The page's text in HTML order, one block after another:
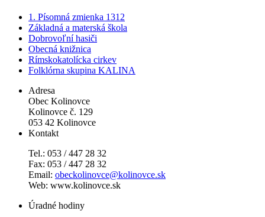
1. Písomná zmienka 1312
Základná a materská škola
Dobrovoľní hasiči
Obecná knižnica
Rímskokatolícka cirkev
Folklórna skupina KALINA
Adresa
Obec Kolinovce
Kolinovce č. 129
053 42 Kolinovce
Kontakt
Tel.: 053 / 447 28 32
Fax: 053 / 447 28 32
Email: obeckolinovce@kolinovce.sk
Web: www.kolinovce.sk
Úradné hodiny